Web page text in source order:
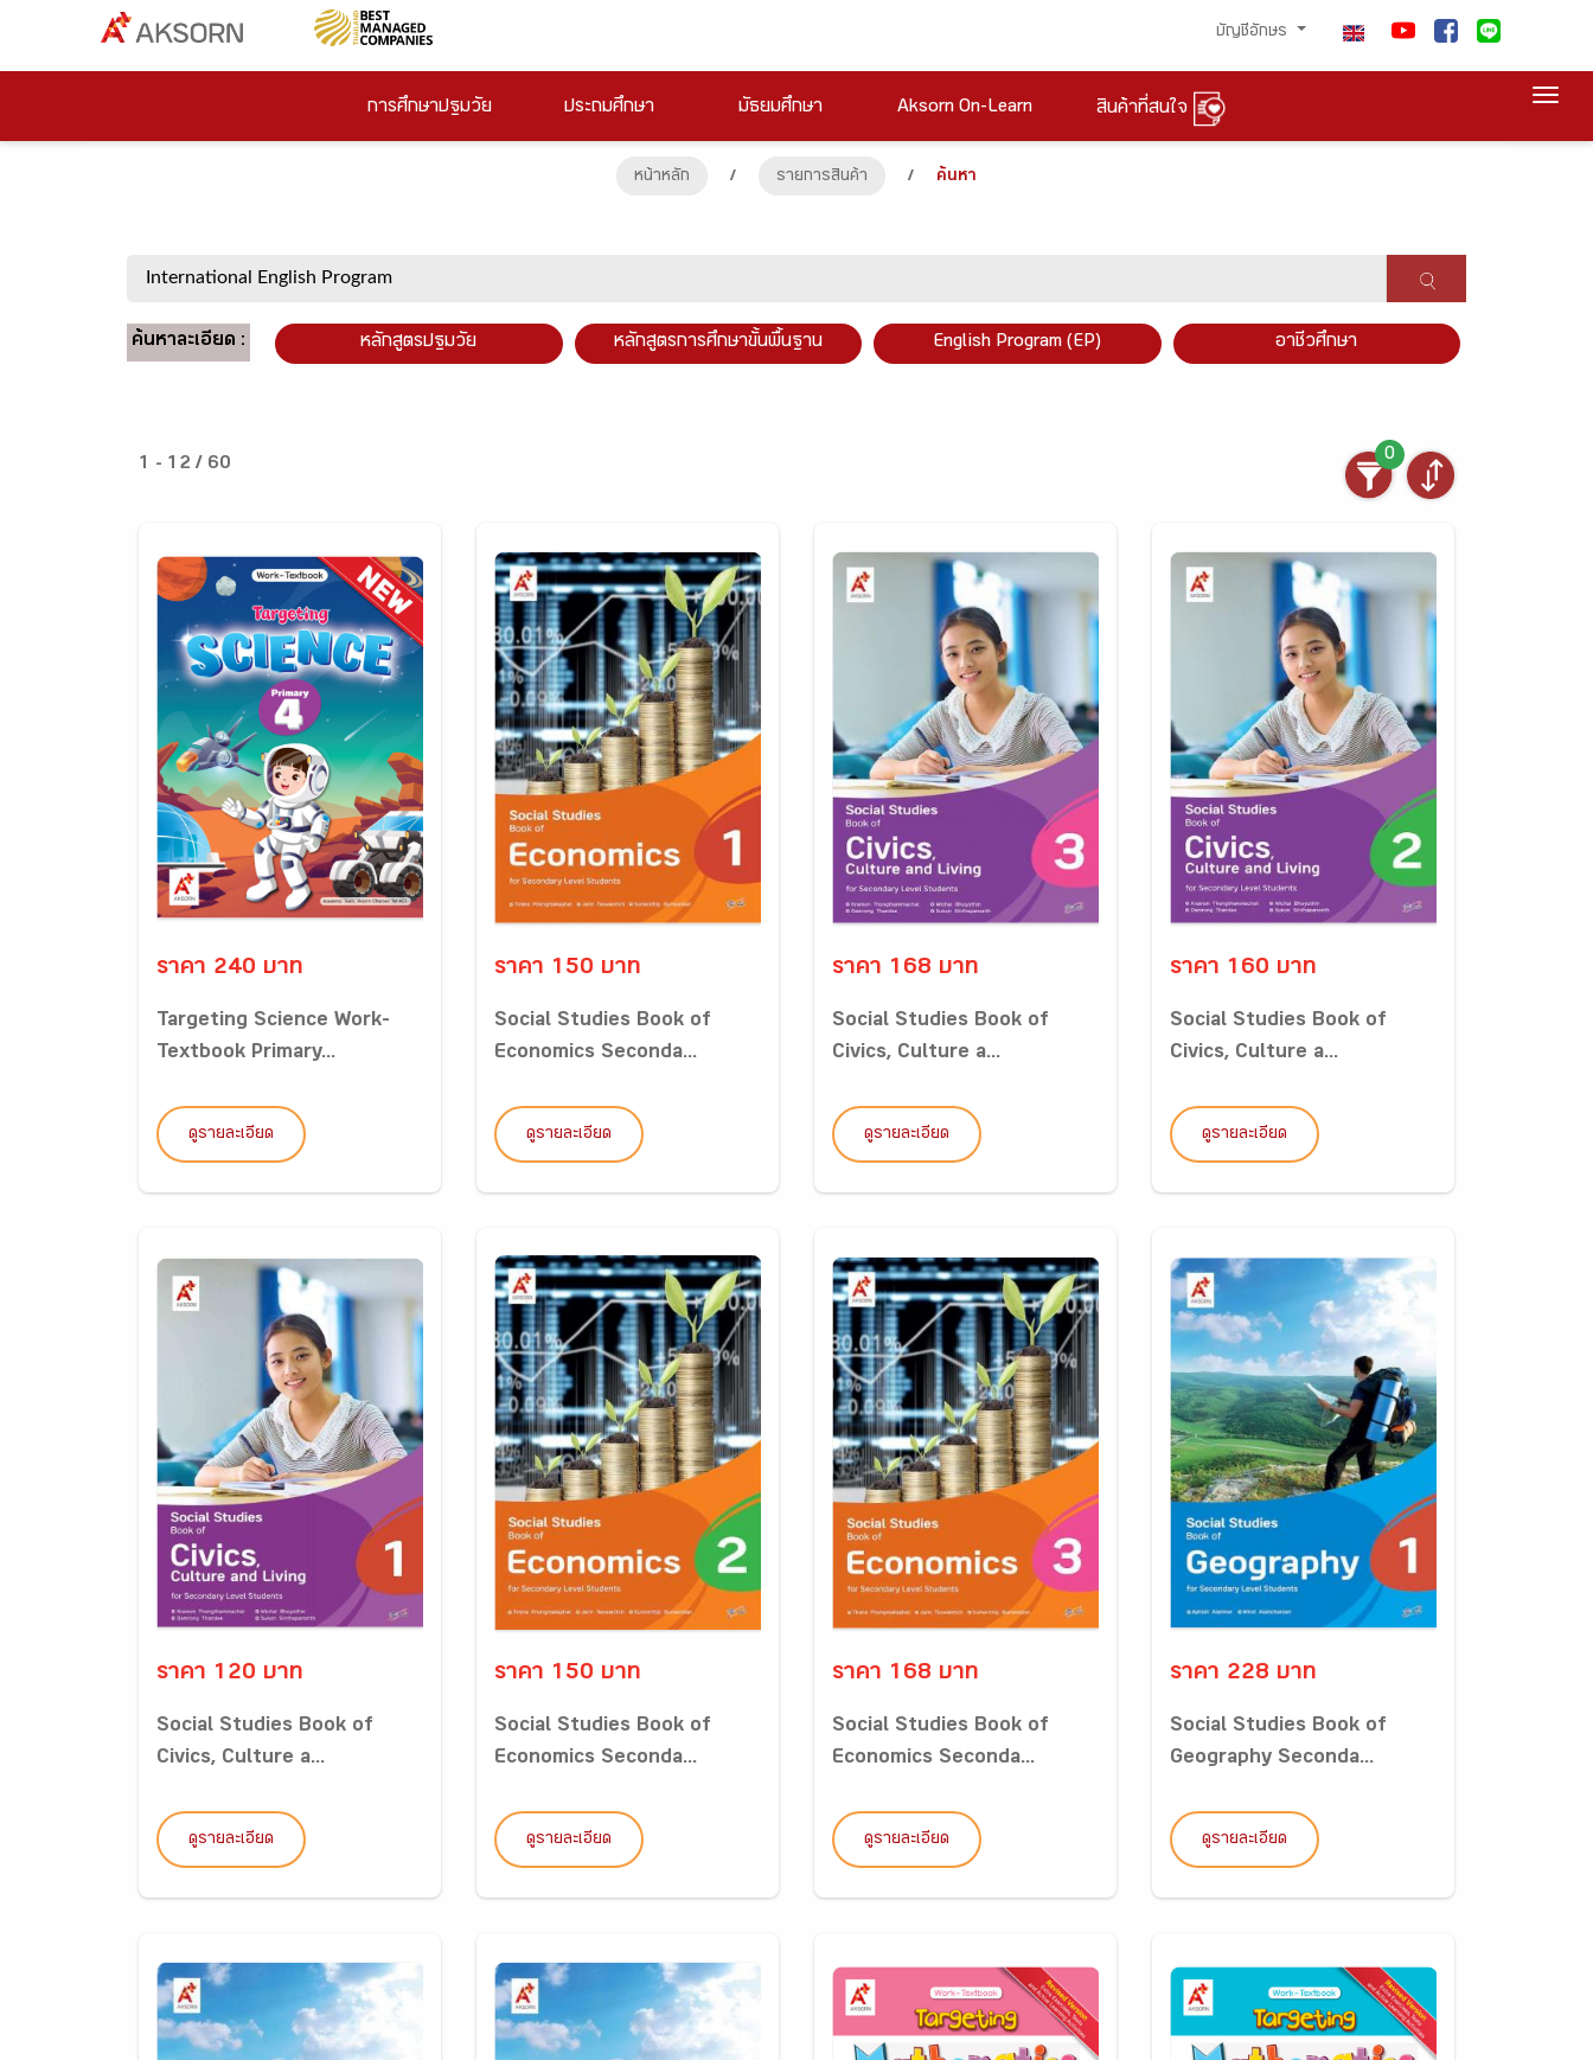
บัญชีอักษร
การศึกษาปฐมวัย ประถมศึกษา มัธยมศึกษา Aksorn On-Learn สินค้าที่สนใจ
หน้าหลัก / รายการสินค้า / ค้นหา
ค้นหาละเอียด : หลักสูตรปฐมวัย หลักสูตรการศึกษาขั้นพื้นฐาน English Program (EP) อาชีวศึกษา
1 - 12 / 60
0
ราคา 240 บาท
Targeting Science Work-
Textbook Primary...
ดูรายละเอียด
ราคา 150 บาท
Social Studies Book of
Economics Seconda...
ดูรายละเอียด
ราคา 168 บาท
Social Studies Book of
Civics, Culture a...
ดูรายละเอียด
ราคา 160 บาท
Social Studies Book of
Civics, Culture a...
ดูรายละเอียด
ราคา 120 บาท
Social Studies Book of
Civics, Culture a...
ดูรายละเอียด
ราคา 150 บาท
Social Studies Book of
Economics Seconda...
ดูรายละเอียด
ราคา 168 บาท
Social Studies Book of
Economics Seconda...
ดูรายละเอียด
ราคา 228 บาท
Social Studies Book of
Geography Seconda...
ดูรายละเอียด